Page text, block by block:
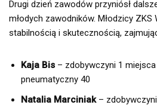
Drugi dzień zawodów przyniósł
młodych zawodników. Młodzicy
stabilnością i skutecznością,
Kaja Bis – zdobywczyni 1
pneumatyczny 40
Natalia Marciniak–